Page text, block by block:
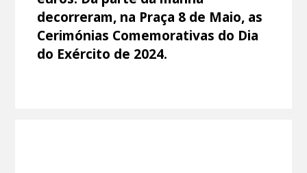
decorreram, na Praça 8 de Maio, as
Cerimónias Comemorativas do Dia
do Exército de 2024.